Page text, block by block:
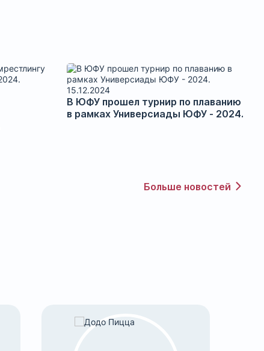
15.12.2024
В ЮФУ прошел турнир по плаванию
в рамках Универсиады ЮФУ - 2024.
Больше новостей